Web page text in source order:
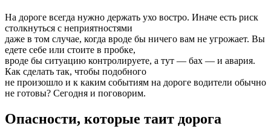
На дороге всегда нужно держать ухо востро. Иначе есть риск
столкнуться с неприятностями
даже в том случае, когда вроде бы ничего вам не угрожает. Вы
едете себе или стоите в пробке,
вроде бы ситуацию контролируете, а тут — бах — и авария.
Как сделать так, чтобы подобного
не произошло и к каким событиям на дороге водители обычно
не готовы? Сегодня и поговорим.
Опасности, которые таит дорога